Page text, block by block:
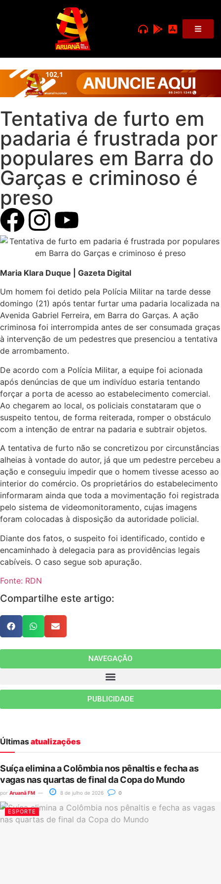
Tentativa de furto em
padaria é frustrada por
populares em Barra do
Garças e criminoso é
preso
Maria Klara Duque | Gazeta Digital
Um homem foi detido pela Polícia Militar na tarde desse
domingo (21) após tentar furtar uma padaria localizada na
Avenida Gabriel Ferreira, em Barra do Garças. A ação
criminosa foi interrompida antes de ser consumada graças
à intervenção de um pedestres que presenciou a tentativa
de arrombamento.
De acordo com a Polícia Militar, a equipe foi acionada
após denúncias de que um indivíduo estaria tentando
forçar a porta de acesso ao estabelecimento comercial.
Ao chegarem ao local, os policiais constataram que o
suspeito tentou, de forma reiterada, romper o obstáculo
com a intenção de entrar na padaria e subtrair objetos.
A tentativa de furto não se concretizou por circunstâncias
alheias à vontade do autor, já que um pedestre percebeu a
ação e conseguiu impedir que o homem tivesse acesso ao
interior do comércio. Os proprietários do estabelecimento
informaram ainda que toda a movimentação foi registrada
pelo sistema de videomonitoramento, cujas imagens
foram colocadas à disposição da autoridade policial.
Diante dos fatos, o suspeito foi identificado, contido e
encaminhado à delegacia para as providências legais
cabíveis. O caso segue sob apuração.
Fonte: RDN
Compartilhe este artigo:
NAVEGAÇÃO
PUBLICIDADE
Últimasatualizações
Suíça elimina a Colômbia nos pênaltis e fecha as
vagas nas quartas de final da Copa do Mundo
por Aruanã FM 8 de julho de 2026 0
ESPORTE